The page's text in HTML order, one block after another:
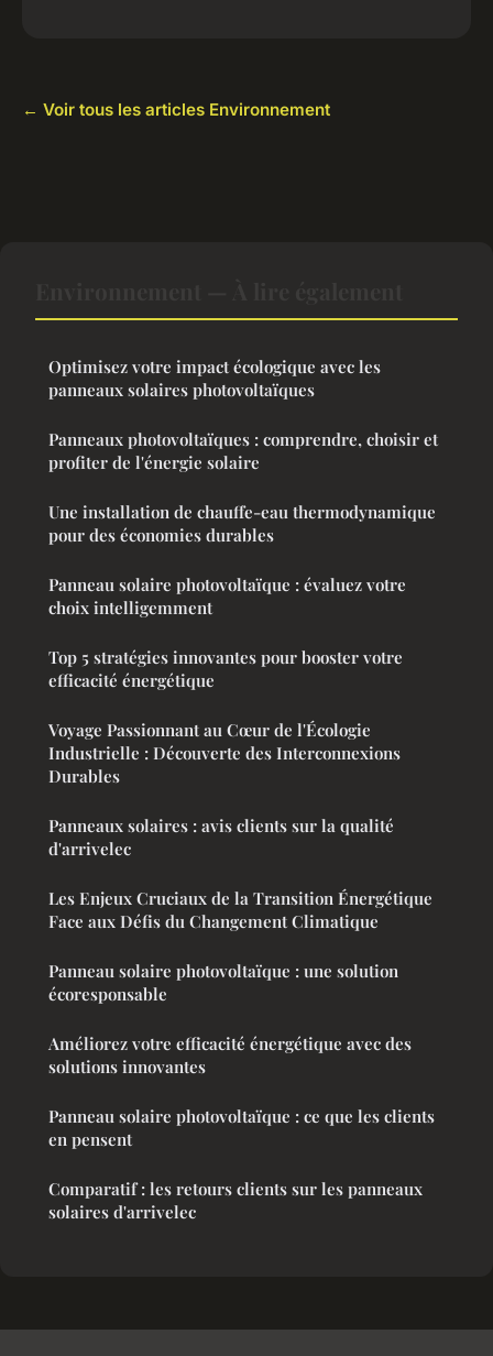
← Voir tous les articles Environnement
Optimisez votre impact écologique avec les
panneaux solaires photovoltaïques
Panneaux photovoltaïques : comprendre, choisir et
profiter de l'énergie solaire
Une installation de chauffe-eau thermodynamique
pour des économies durables
Panneau solaire photovoltaïque : évaluez votre
choix intelligemment
Top 5 stratégies innovantes pour booster votre
efficacité énergétique
Voyage Passionnant au Cœur de l'Écologie
Industrielle : Découverte des Interconnexions
Durables
Panneaux solaires : avis clients sur la qualité
d'arrivelec
Les Enjeux Cruciaux de la Transition Énergétique
Face aux Défis du Changement Climatique
Panneau solaire photovoltaïque : une solution
écoresponsable
Améliorez votre efficacité énergétique avec des
solutions innovantes
Panneau solaire photovoltaïque : ce que les clients
en pensent
Comparatif : les retours clients sur les panneaux
solaires d'arrivelec